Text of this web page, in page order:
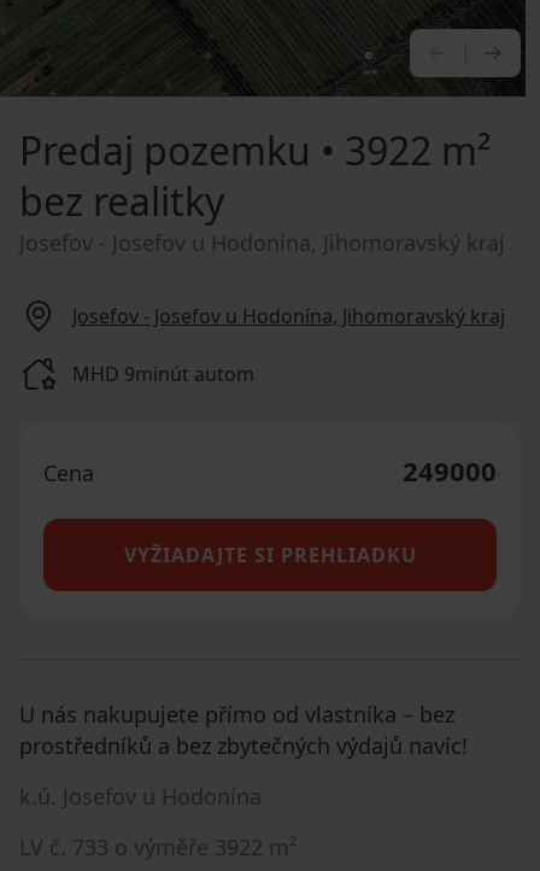
Predaj pozemku • 3922 m²
bez realitky
Josefov - Josefov u Hodonína, Jihomoravský kraj
Josefov - Josefov u Hodonína, Jihomoravský kraj
MHD 9minút autom
Cena 249000
VYŽIADAJTE SI PREHLIADKU
U nás nakupujete přímo od vlastníka – bez
prostředníků a bez zbytečných výdajů navíc!
k.ú. Josefov u Hodonína
LV č. 733 o výměře 3922 m²